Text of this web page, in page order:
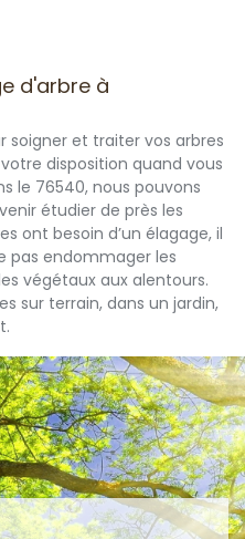
d'arbre à
soigner et traiter vos arbres
disposition quand vous
le 76540, nous pouvons
étudier de près les
ont besoin d’un élagage, il
pas endommager les
végétaux aux alentours.
sur terrain, dans un jardin,